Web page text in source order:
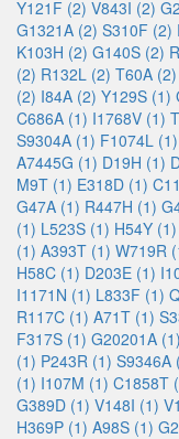
Y121F (2) V843I (2)
G1321A (2) S310F (2)
K103H (2) G140S (2)
(2) R132L (2) T60A (2)
(2) I84A (2) Y129S (1)
C686A (1) I1768V (1)
S9304A (1) F1074L (1)
A7445G (1) D19H (1)
M9T (1) E318D (1)
G47A (1) R447H (1)
(1) L523S (1) H54Y (1)
(1) A393T (1) W719R
H58C (1) D203E (1)
I1171N (1) L833F (1)
R117C (1) A71T (1)
F317S (1) G20201A (1)
(1) P243R (1) S9346A
(1) I107M (1) C1858T
G389D (1) V148I (1)
H369P (1) A98S (1)